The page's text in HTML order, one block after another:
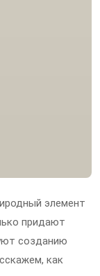
элемент
придают
созданию
как